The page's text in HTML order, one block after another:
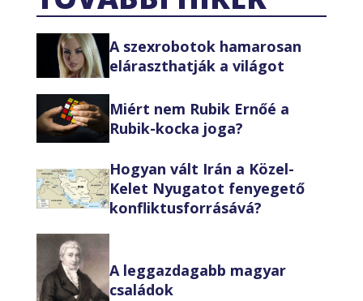
A szexrobotok hamarosan
eláraszthatják a világot
Miért nem Rubik Ernőé a
Rubik-kocka joga?
Hogyan vált Irán a Közel-
Kelet Nyugatot fenyegető
konfliktusforrásává?
A leggazdagabb magyar
családok